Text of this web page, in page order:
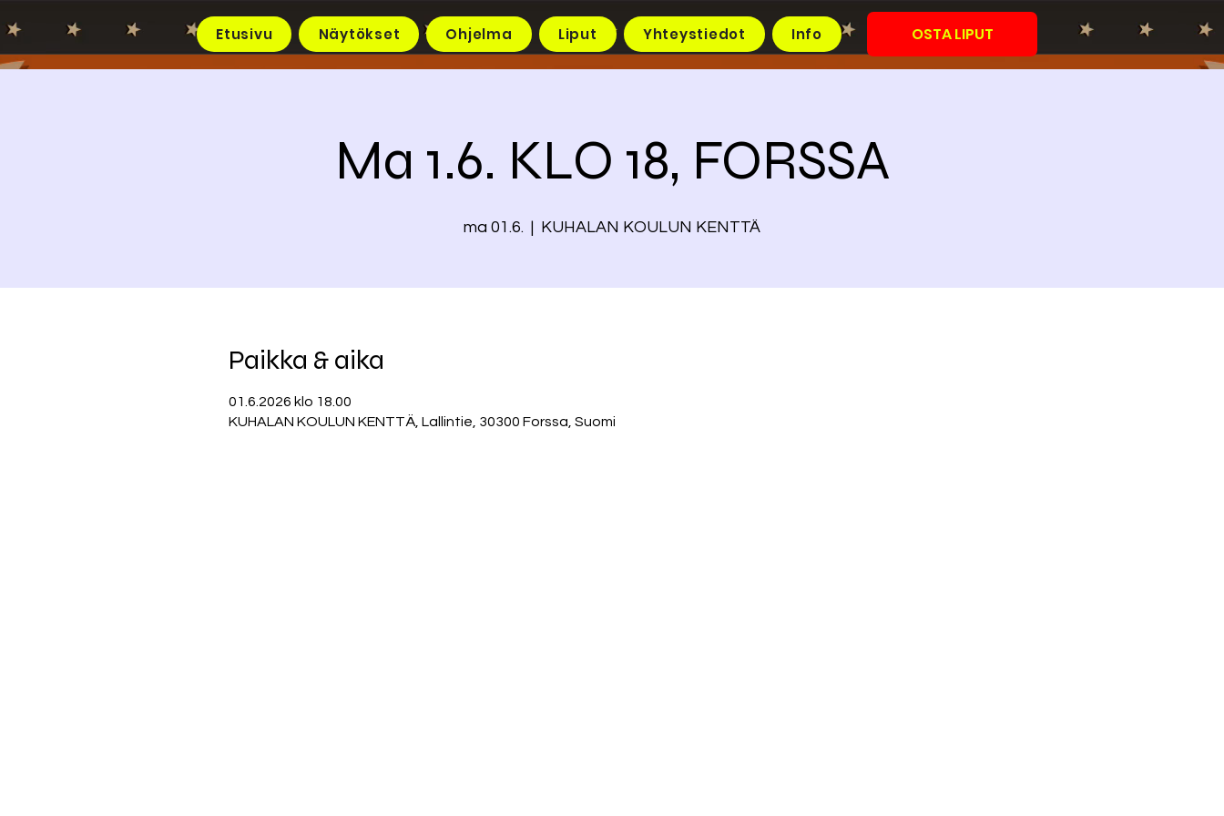
Etusivu Näytökset Ohjelma Liput Yhteystiedot Info OSTA LIPUT
Ma 1.6. KLO 18, FORSSA
ma 01.6.
  |
KUHALAN KOULUN KENTTÄ
Paikka & aika
01.6.2026 klo 18.00
KUHALAN KOULUN KENTTÄ, Lallintie, 30300 Forssa, Suomi